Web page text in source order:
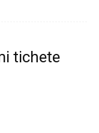
tichete